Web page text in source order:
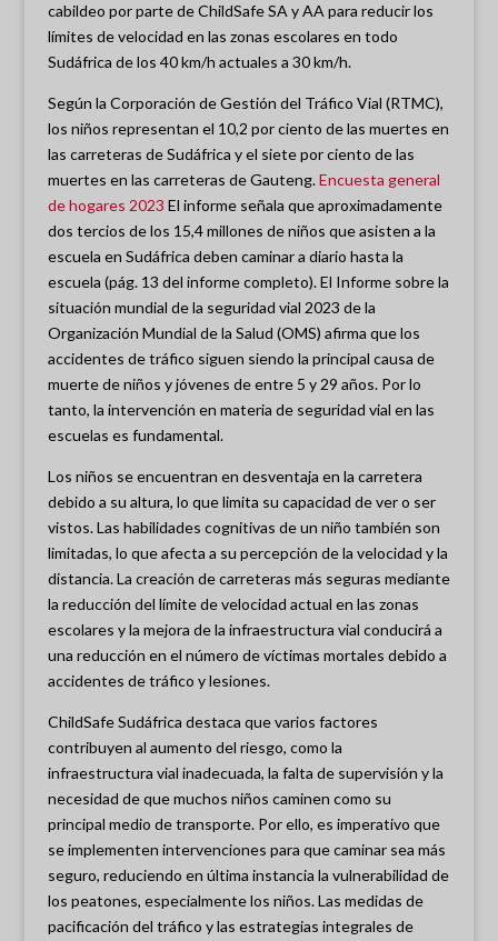
cabildeo por parte de ChildSafe SA y AA para reducir los
límites de velocidad en las zonas escolares en todo
Sudáfrica de los 40 km/h actuales a 30 km/h.
Según la Corporación de Gestión del Tráfico Vial (RTMC),
los niños representan el 10,2 por ciento de las muertes en
las carreteras de Sudáfrica y el siete por ciento de las
muertes en las carreteras de Gauteng.Encuesta general
de hogares 2023 El informe señala que aproximadamente
dos tercios de los 15,4 millones de niños que asisten a la
escuela en Sudáfrica deben caminar a diario hasta la
escuela (pág. 13 del informe completo). El Informe sobre la
situación mundial de la seguridad vial 2023 de la
Organización Mundial de la Salud (OMS) afirma que los
accidentes de tráfico siguen siendo la principal causa de
muerte de niños y jóvenes de entre 5 y 29 años. Por lo
tanto, la intervención en materia de seguridad vial en las
escuelas es fundamental.
Los niños se encuentran en desventaja en la carretera
debido a su altura, lo que limita su capacidad de ver o ser
vistos. Las habilidades cognitivas de un niño también son
limitadas, lo que afecta a su percepción de la velocidad y la
distancia. La creación de carreteras más seguras mediante
la reducción del límite de velocidad actual en las zonas
escolares y la mejora de la infraestructura vial conducirá a
una reducción en el número de víctimas mortales debido a
accidentes de tráfico y lesiones.
ChildSafe Sudáfrica destaca que varios factores
contribuyen al aumento del riesgo, como la
infraestructura vial inadecuada, la falta de supervisión y la
necesidad de que muchos niños caminen como su
principal medio de transporte. Por ello, es imperativo que
se implementen intervenciones para que caminar sea más
seguro, reduciendo en última instancia la vulnerabilidad de
los peatones, especialmente los niños. Las medidas de
pacificación del tráfico y las estrategias integrales de